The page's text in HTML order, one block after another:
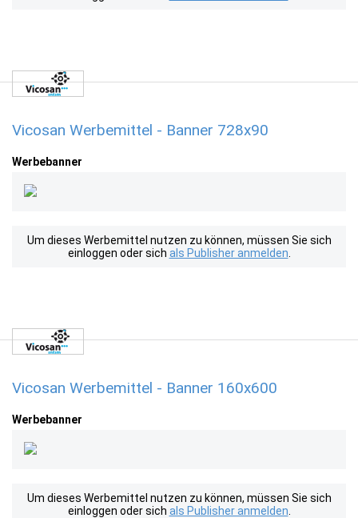
Vicosan Werbemittel - Banner 728x90
Werbebanner
Um dieses Werbemittel nutzen zu können, müssen Sie sich
einloggen oder sich als Publisher anmelden
Vicosan Werbemittel - Banner 160x600
Werbebanner
Um dieses Werbemittel nutzen zu können, müssen Sie sich
einloggen oder sich als Publisher anmelden